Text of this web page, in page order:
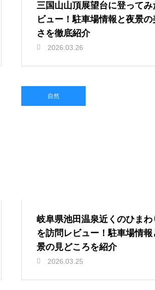
三国山山頂展望台に登ってみ
ビュー！駐車場情報と夜景の
さを徹底紹介
2026.03.26
自然
岐阜県池田温泉近くのひまわ
を訪問レビュー！駐車場情報
景の見どころを紹介
2026.03.25